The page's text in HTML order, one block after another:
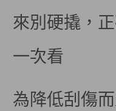
來別硬撬，
一次看
為降低刮傷